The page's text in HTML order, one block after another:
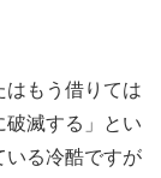
はもう借りては
破滅する」とい
いる冷酷ですが